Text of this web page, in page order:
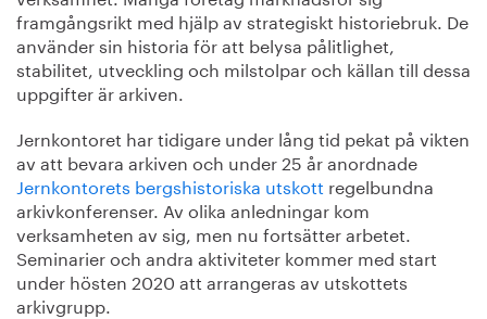
framgångsrikt med hjälp av strategiskt historiebruk. De
använder sin historia för att belysa pålitlighet,
stabilitet, utveckling och milstolpar och källan till dessa
uppgifter är arkiven.
Jernkontoret har tidigare under lång tid pekat på vikten
av att bevara arkiven och under 25 år anordnade
Jernkontorets bergshistoriska utskott regelbundna
arkivkonferenser. Av olika anledningar kom
verksamheten av sig, men nu fortsätter arbetet.
Seminarier och andra aktiviteter kommer med start
under hösten 2020 att arrangeras av utskottets
arkivgrupp.